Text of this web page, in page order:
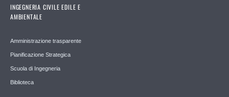
INGEGNERIA CIVILE EDILE E
AMBIENTALE
Amministrazione trasparente
Pianificazione Strategica
Scuola di Ingegneria
Biblioteca